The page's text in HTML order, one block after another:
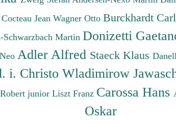
Cocteau Jean Wagner Otto Burckhardt
Schwarzbach Martin Donizetti
Adler Alfred Staeck Klaus
i. Christo Wladimirow
junior Liszt Franz Carossa Hans
Oskar